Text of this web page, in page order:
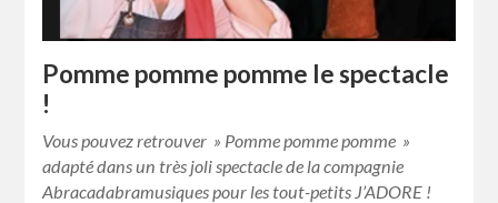
Pomme pomme pomme le spectacle
!
Vous pouvez retrouver » Pomme pomme pomme »
adapté dans un très joli spectacle de la compagnie
Abracadabramusiques pour les tout-petits J’ADORE !